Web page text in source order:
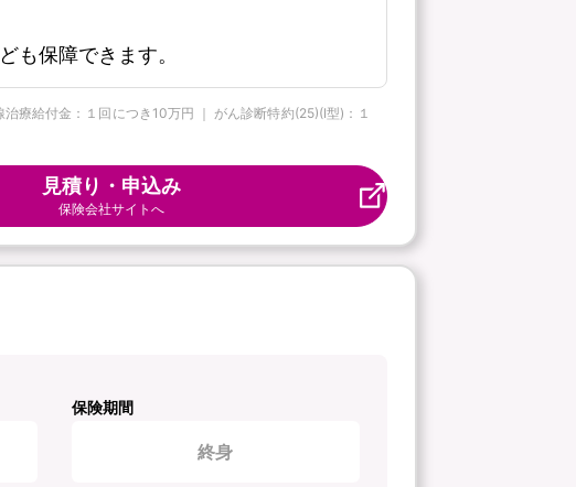
も保障できます。
療給付金：１回につき10万円 ｜ がん診断特約(25)(Ⅰ型)：１
見積り・申込み
保険会社サイトへ
保険期間
終身